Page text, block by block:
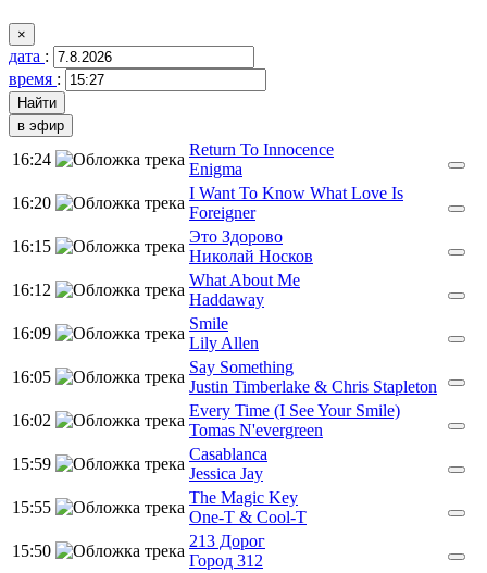
×
дата :
время :
в эфир
16:24
Return To Innocence
Enigma
16:20
I Want To Know What Love Is
Foreigner
16:15
Это Здорово
Николай Носков
16:12
What About Me
Haddaway
16:09
Smile
Lily Allen
16:05
Say Something
Justin Timberlake & Chris Stapleton
16:02
Every Time (I See Your Smile)
Tomas N'evergreen
15:59
Casablanca
Jessica Jay
15:55
The Magic Key
One-T & Cool-T
15:50
213 Дорог
Город 312